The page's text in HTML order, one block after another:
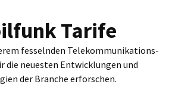
Tarife
fesselnden Telekommunikations-
die neuesten Entwicklungen und
der Branche erforschen.